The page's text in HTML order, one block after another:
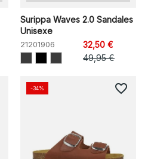
Surippa Waves 2.0 Sandales
Unisexe
21201906
32,50 €
49,95 €
-34% favorite_border